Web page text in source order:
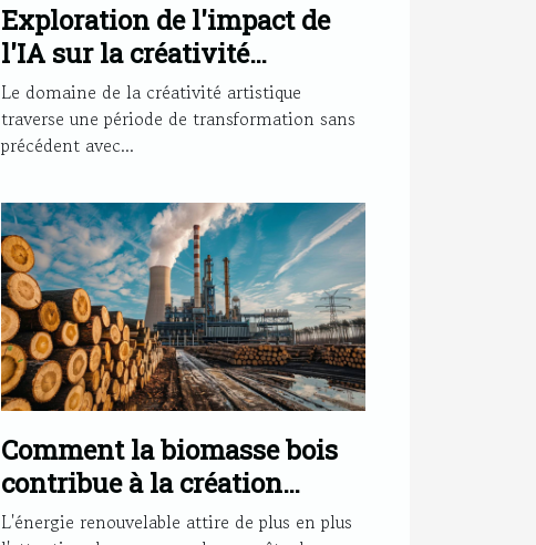
Exploration de l'impact de
l'IA sur la créativité
artistique et le dessin
Le domaine de la créativité artistique
traverse une période de transformation sans
précédent avec...
Comment la biomasse bois
contribue à la création
d'emplois dans le secteur
L'énergie renouvelable attire de plus en plus